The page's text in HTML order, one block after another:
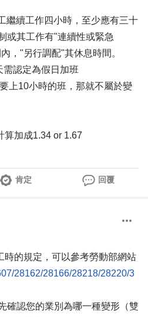
繼續工作四小時，至少應有三十
或其工作有"連續性或緊急
，"另行調配"其休息時間。
需認定為假日加班
上10小時的班，那就不屬於變
算加成1.34 or 1.67
肯定 回覆
時的規定，可以參考勞動部網站
28162/28166/28218/28220/3
確認您的業別為哪一種變形（雙